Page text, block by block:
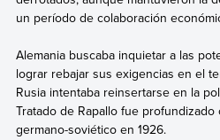
un período de colaboración
Alemania buscaba inquietar a las
lograr rebajar sus exigencias en el
Rusia intentaba reinsertarse en la
Tratado de Rapallo fue
germano-soviético en 1926.